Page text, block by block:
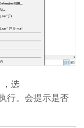
选
行。会提示是否